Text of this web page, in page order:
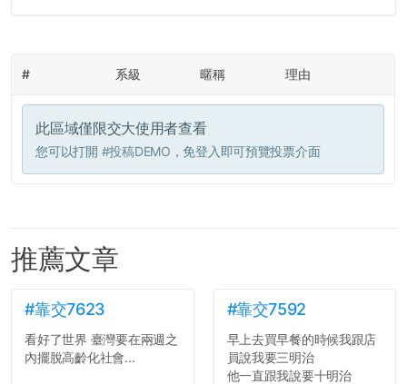
# 系級 暱稱 理由
此區域僅限交大使用者查看
您可以打開 #投稿DEMO ，免登入即可預覽投票介面
推薦文章
#靠交7623
看好了世界 臺灣要在兩週之
內擺脫高齡化社會...
#靠交7592
早上去買早餐的時候我跟店
員說我要三明治
他一直跟我說要十明治